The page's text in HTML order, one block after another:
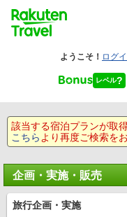
該当する宿泊プランが取
こちら より再度ご検索を
企画・実施・販売
旅行企画・実施